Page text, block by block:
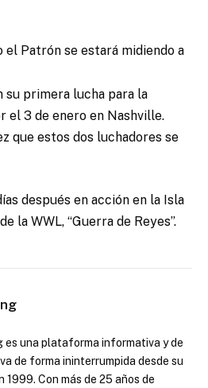
el Patrón se estará midiendo a
su primera lucha para la
el 3 de enero en Nashville.
que estos dos luchadores se
después en acción en la Isla
la WWL, “Guerra de Reyes”.
es una plataforma informativa y de
de forma ininterrumpida desde su
1999. Con más de 25 años de